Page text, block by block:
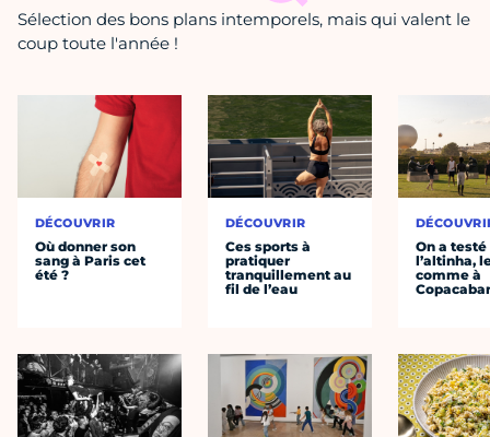
Sélection des bons plans intemporels, mais qui valent le
coup toute l'année !
DÉCOUVRIR
Où donner son
sang à Paris cet
été ?
DÉCOUVRIR
Ces sports à
pratiquer
tranquillement au
fil de l’eau
On a testé
l’altinha,
comme à